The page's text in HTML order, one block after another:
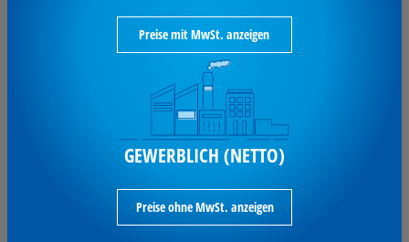
Newsletter
B2B FAQ
Liefer- und Zahlungsbedingungen
FAQ
Sonderartikel
Vertrag widerrufen
NICHTS MEHR VERPASSEN:
Preise mit MwSt. anzeigen
GEWERBLICH (NETTO)
Preise ohne MwSt. anzeigen